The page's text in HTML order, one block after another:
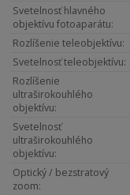
Svetelnosť hlavného
objektívu fotoaparátu:
Rozlíšenie teleobjektívu:
Svetelnosť teleobjektívu:
Rozlíšenie
ultraširokouhlého
objektívu:
Svetelnosť
ultraširokouhlého
objektívu:
Optický / bezstratový
zoom: